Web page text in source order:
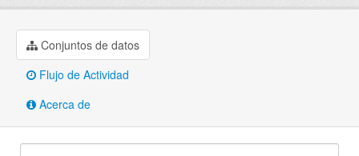
Conjuntos de datos
Flujo de Actividad
Acerca de